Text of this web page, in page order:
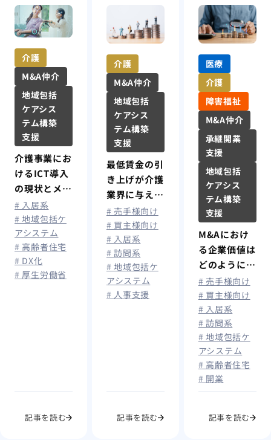
介護
M&A仲介
地域包括
ケアシス
テム構築
支援
介護事業にお
けるICT導入
の現状とメ
リット
# 入居系
# 地域包括ケ
アシステム
# 高齢者住宅
# DX化
# 厚生労働省
記事を読む
介護
M&A仲介
地域包括
ケアシス
テム構築
支援
最低賃金の引
き上げが介護
業界に与える
影響とは
# 売手様向け
# 買主様向け
# 入居系
# 訪問系
# 地域包括ケ
アシステム
# 人事支援
記事を読む
医療
介護
障害福祉
M&A仲介
承継開業
支援
地域包括
ケアシス
テム構築
支援
M&Aにおけ
る企業価値は
どのように決
定するのか？
# 売手様向け
# 買主様向け
# 入居系
# 訪問系
# 地域包括ケ
アシステム
# 高齢者住宅
# 開業
記事を読む